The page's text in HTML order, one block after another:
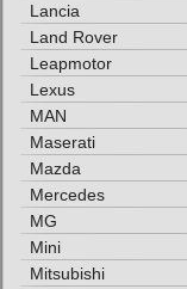
Lancia
Land Rover
Leapmotor
Lexus
MAN
Maserati
Mazda
Mercedes
MG
Mini
Mitsubishi